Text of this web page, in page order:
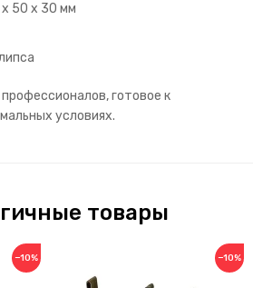
50 х 30 мм
готовое к
условиях.
товары
−10% −10%